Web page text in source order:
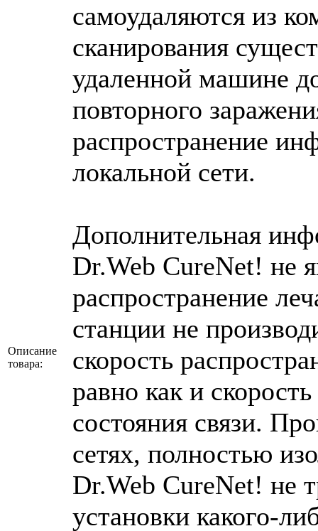
Описание
товара:
самоудаляются из
сканирования
удаленной машине
повторного
распространение
локальной сети.
Дополнительная
Dr.Web CureNet! не
распространение
станции не
скорость
равно как и
состояния связи.
сетях, полностью
Dr.Web CureNet! не
установки какого-